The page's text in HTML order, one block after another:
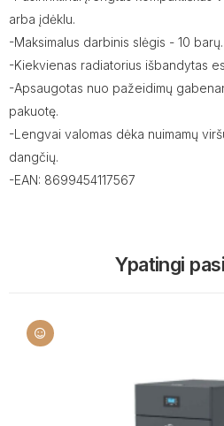
arba įdėklu.
-Maksimalus darbinis slėgis - 10 barų.
-Kiekvienas radiatorius išbandytas
-Apsaugotas nuo pažeidimų
pakuotę.
-Lengvai valomas dėka nuimamų
dangčių.
-EAN: 8699454117567
Ypatingi